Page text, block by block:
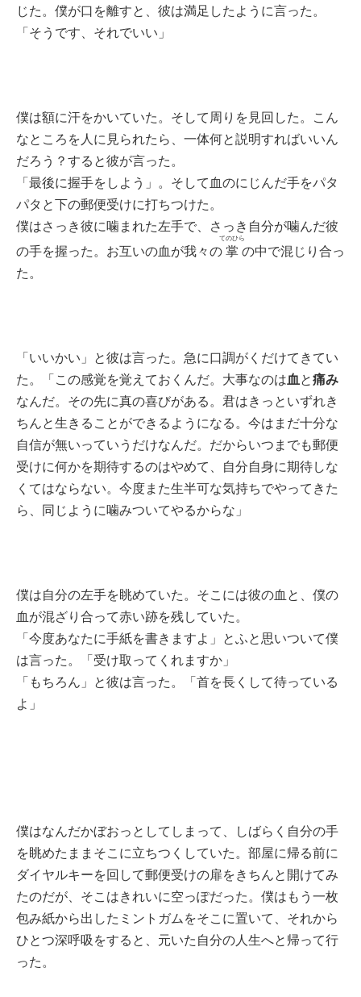
じた。僕が口を離すと、彼は満足したように言った。
「そうです、それでいい」
僕は額に汗をかいていた。そして周りを見回した。こん
なところを人に見られたら、一体何と説明すればいいん
だろう？すると彼が言った。
「最後に握手をしよう」。そして血のにじんだ手をパタ
パタと下の郵便受けに打ちつけた。
僕はさっき彼に噛まれた左手で、さっき自分が噛んだ彼
の手を握った。お互いの血が我々の掌
てのひら
の中で混じり合っ
た。
「いいかい」と彼は言った。急に口調がくだけてきてい
た。「この感覚を覚えておくんだ。大事なのは血と痛み
なんだ。その先に真の喜びがある。君はきっといずれき
ちんと生きることができるようになる。今はまだ十分な
自信が無いっていうだけなんだ。だからいつまでも郵便
受けに何かを期待するのはやめて、自分自身に期待しな
くてはならない。今度また生半可な気持ちでやってきた
ら、同じように噛みついてやるからな」
僕は自分の左手を眺めていた。そこには彼の血と、僕の
血が混ざり合って赤い跡を残していた。
「今度あなたに手紙を書きますよ」とふと思いついて僕
は言った。「受け取ってくれますか」
「もちろん」と彼は言った。「首を長くして待っている
よ」
僕はなんだかぼおっとしてしまって、しばらく自分の手
を眺めたままそこに立ちつくしていた。部屋に帰る前に
ダイヤルキーを回して郵便受けの扉をきちんと開けてみ
たのだが、そこはきれいに空っぽだった。僕はもう一枚
包み紙から出したミントガムをそこに置いて、それから
ひとつ深呼吸をすると、元いた自分の人生へと帰って行
った。